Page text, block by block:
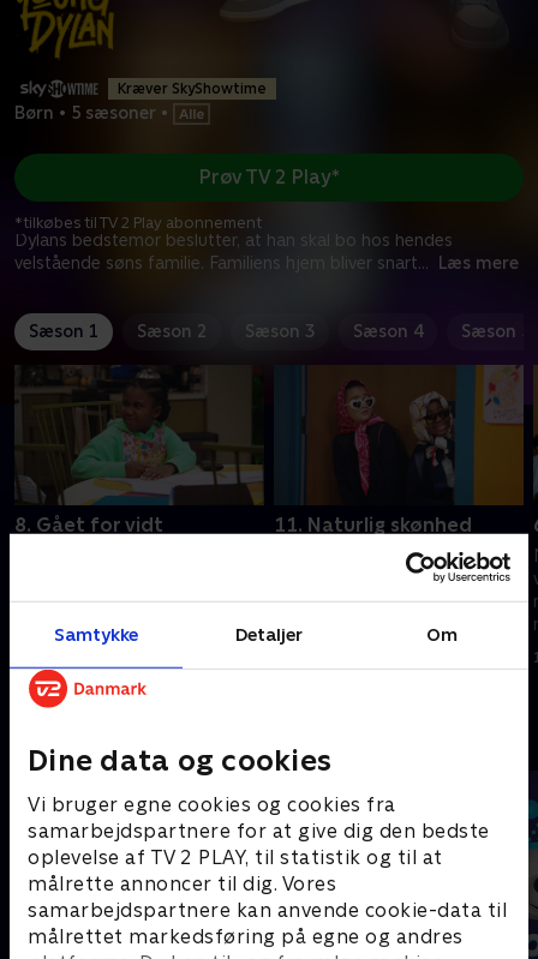
Samtykke Detaljer Om
Dine data og cookies
Vi bruger egne cookies og cookies fra
samarbejdspartnere for at give dig den bedste
oplevelse af TV 2 PLAY, til statistik og til at
målrette annoncer til dig. Vores
samarbejdspartnere kan anvende cookie-data til
målrettet markedsføring på egne og andres
Kræver SkyShowtime
Børn • 5 sæsoner •
Dylans bedstemor beslutter, at han skal bo hos hendes
velstående søns familie. Familiens hjem bliver snart... Læs mere
Prøv TV 2 Play*
*tilkøbes til TV 2 Play abonnement
Sæson 1 Sæson 2 Sæson 3 Sæson 4 Sæson 5
8. Gået for vidt
hævn over Rebecca, inden hun
11. Naturlig skønhed
Dylan forsøger at hjælpe
Charlie med hans lektier. Dylan
ender i en rap-battle.
15. marts 2023 • 21 min